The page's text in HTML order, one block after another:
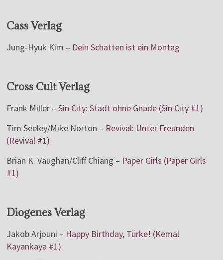
Cass Verlag
Jung-Hyuk Kim – Dein Schatten ist ein Montag
Cross Cult Verlag
Frank Miller –Sin City: Stadt ohne Gnade (Sin City #1)
Tim Seeley/Mike Norton – Revival: Unter Freunden
(Revival #1)
Brian K. Vaughan/Cliff Chiang – Paper Girls (Paper Girls
#1)
Diogenes Verlag
Jakob Arjouni – Happy Birthday, Türke! (Kemal
Kayankaya #1)